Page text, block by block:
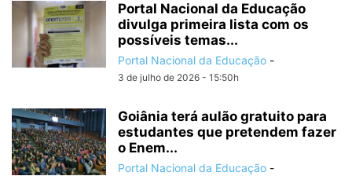
Portal Nacional da Educação
divulga primeira lista com os
possíveis temas...
Portal Nacional da Educação -
3 de julho de 2026 - 15:50h
Goiânia terá aulão gratuito para
estudantes que pretendem fazer
o Enem...
Portal Nacional da Educação -